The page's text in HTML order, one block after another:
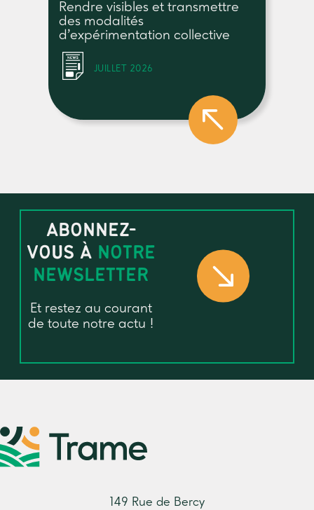
Rendre visibles et transmettre
des modalités
d’expérimentation collective
JUILLET 2026
ABONNEZ-
VOUS À NOTRE
NEWSLETTER
Et restez au courant
de toute notre actu !
149 Rue de Bercy